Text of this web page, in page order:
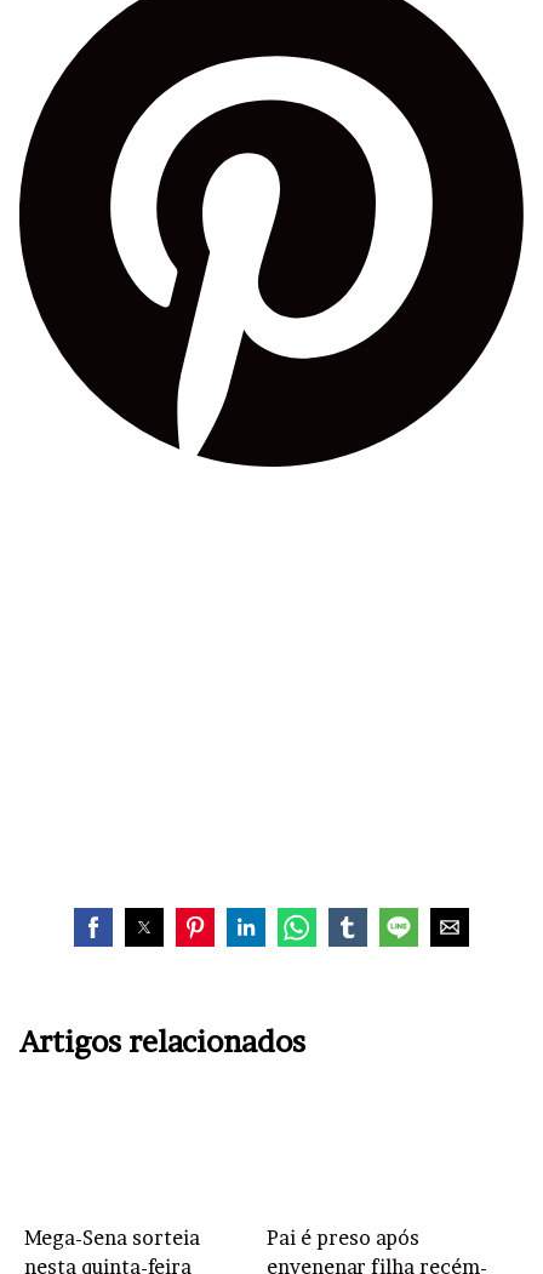
Artigos relacionados
Mega-Sena sorteia
nesta quinta-feira
Pai é preso após
envenenar filha recém-